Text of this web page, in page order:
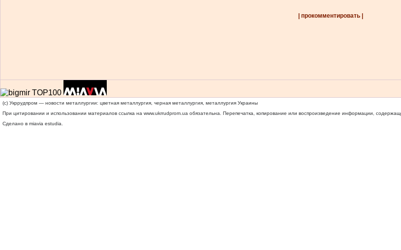
| прокомментировать |
(c) Укррудпром — новости металлургии: цветная металлургия, черная металлургия, металлургия Украины
При цитировании и использовании материалов ссылка на www.ukrrudprom.ua обязательна. Перепечатка, копирование или воспроизведение информации,
Сделано в miavia estudia.